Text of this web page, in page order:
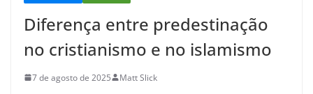
Diferença entre predestinação
no cristianismo e no islamismo
7 de agosto de 2025 Matt Slick